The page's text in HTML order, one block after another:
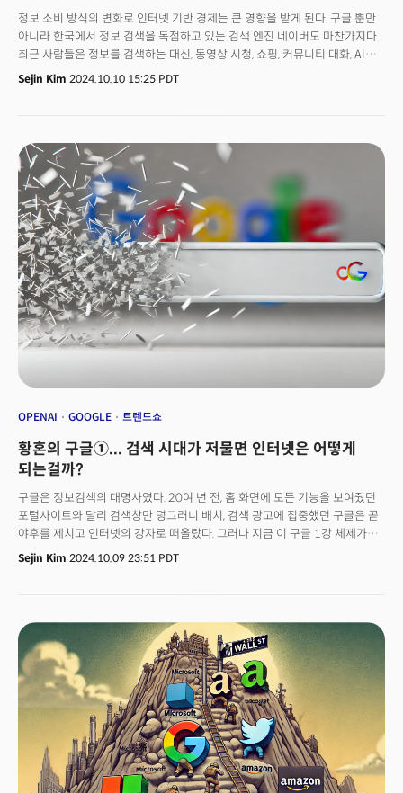
정보 소비 방식의 변화로 인터넷 기반 경제는 큰 영향을 받게 된다. 구글 뿐만
아니라 한국에서 정보 검색을 독점하고 있는 검색 엔진 네이버도 마찬가지다.
최근 사람들은 정보를 검색하는 대신, 동영상 시청, 쇼핑, 커뮤니티 대화, AI
챗봇을 통한 질문으로 정보를 찾는 경향이 커지고 있다. 이로 인해 구글 검색이
점유율을 잃으면 구글 검색에 의존하던 많은 업체들의 점유율도 떨어질 수
대응해야 할까?
Sejin Kim 2024.10.10 15:25 PDT
OPENAI GOOGLE 트렌드쇼
황혼의 구글①... 검색 시대가 저물면 인터넷은 어떻게
되는걸까?
구글은 정보검색의 대명사였다. 20여 년 전, 홈 화면에 모든 기능을 보여줬던
포털사이트와 달리 검색창만 덩그러니 배치, 검색 광고에 집중했던 구글은 곧
야후를 제치고 인터넷의 강자로 떠올랐다. 그러나 지금 이 구글 1강 체제가
흔들리고 있다. 사람들은 더 이상 정보를 ‘찾지(Search) 않는다. 동영상을
보며, 쇼핑하며, 커뮤니티에서 대화를 나누며 정보를 ‘발견(Discover)’한다.
타격이다.
Sejin Kim 2024.10.09 23:51 PDT